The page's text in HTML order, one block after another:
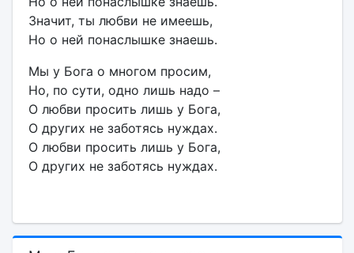
Значит, ты любви не имеешь,
Но о ней понаслышке знаешь.
Мы у Бога о многом просим,
Но, по сути, одно лишь надо –
О любви просить лишь у Бога,
О других не заботясь нуждах.
О любви просить лишь у Бога,
О других не заботясь нуждах.